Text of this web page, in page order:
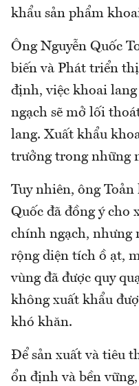
khẩu sản phẩm
Ông Nguyễn Quốc
biến và Phát triển
định, việc khoai
ngạch sẽ mở lối
lang. Xuất khẩu
trưởng trong những
Tuy nhiên, ông Toản
Quốc đã đồng ý cho
chính ngạch, nhưng
rộng diện tích ồ ạt,
vùng đã được quy
không xuất khẩu
khó khăn.
Để sản xuất và tiêu
ổn định và bền